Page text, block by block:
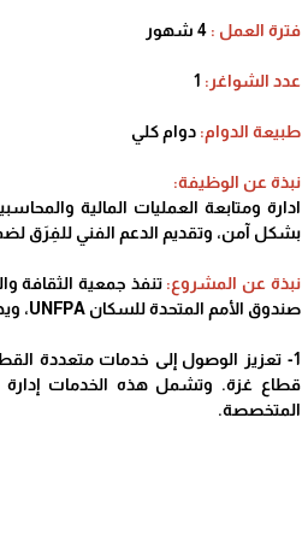
فترة العمل : 4 شهور
عدد الشواغر:
طبيعة الدوام: دوام كلي
نبذة عن الوظيفة:
ادارة ومتابعة العمليات المالية
بشكل آمن، وتقديم الدعم الفني للفِرَق
نبذة عن المشروع:
صندوق الأمم المتحدة للسكان UNFPA، ويهدف المشروع الى
قطاع غزة. وتشمل هذه الخدمات إدارة
المتخصصة.